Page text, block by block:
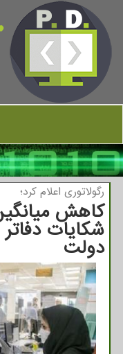
رگولاتوری اعلام كرد؛
کاهش
شکایات
دولت